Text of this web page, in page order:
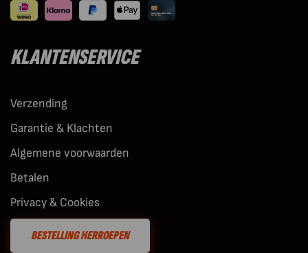
KLANTENSERVICE
Verzending
Garantie & Klachten
Algemene voorwaarden
Betalen
Privacy & Cookies
BESTELLING HERROEPEN